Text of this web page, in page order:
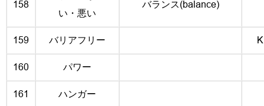
158
い・悪い
バランス(balance)
159 バリアフリー
160 パワー
161 ハンガー